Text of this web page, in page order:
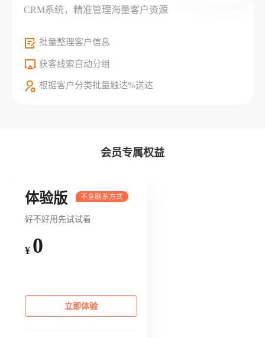
CRM系统，精准管理海量客户资源
批量整理客户信息
获客线索自动分组
根据客户分类批量触达%送达
会员专属权益
体验版
好不好用先试试看
¥ 0
立即体验